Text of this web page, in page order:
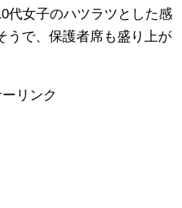
女子のハツラツとした感
で、保護者席も盛り上が
リンク